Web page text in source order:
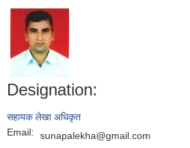
Designation:
सहायक लेखा अधिकृत
Email:
sunapalekha@gmail.com